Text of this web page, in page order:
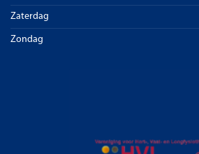
Zaterdag
Zondag